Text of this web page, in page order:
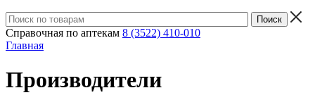
Справочная по аптекам 8 (3522) 410-010
Главная
Производители